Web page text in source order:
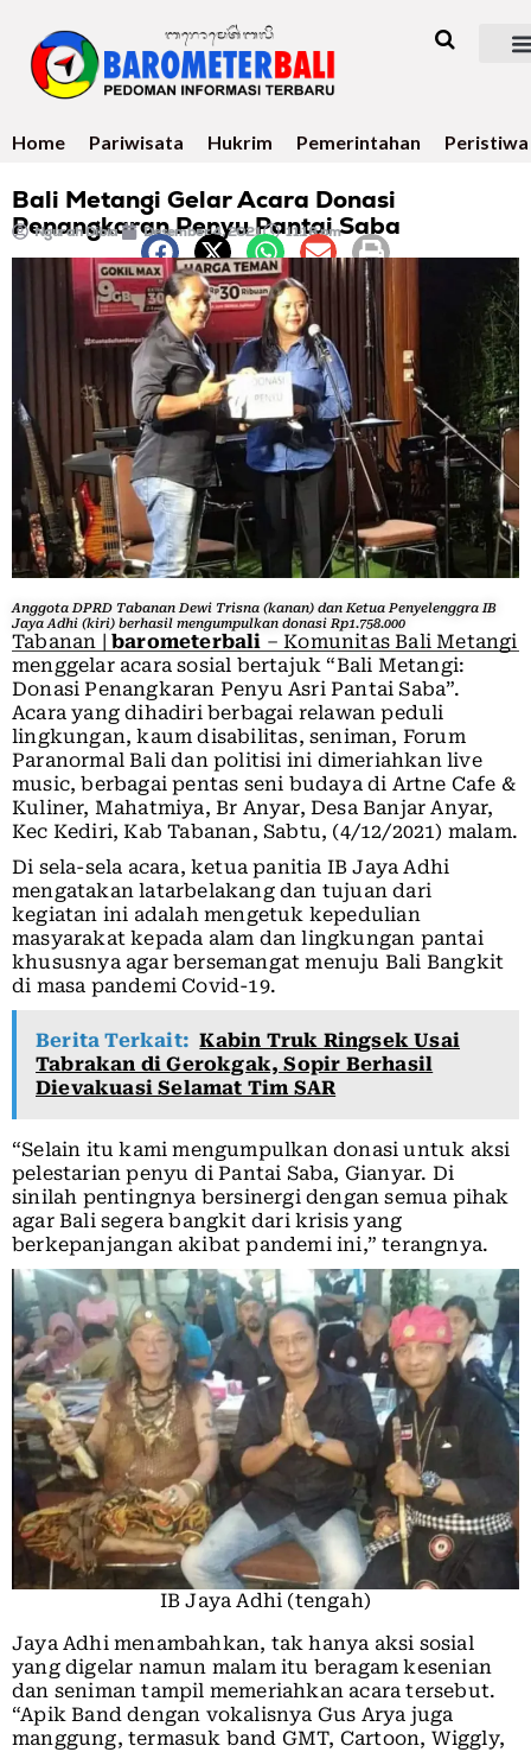
Home Pariwisata Hukrim Pemerintahan Peristiwa
Bali Metangi Gelar Acara Donasi
Penangkaran Penyu Pantai Saba
Ngurah Dibia Desember 4, 2021 11:18 pm
Anggota DPRD Tabanan Dewi Trisna (kanan) dan Ketua Penyelenggra IB
Jaya Adhi (kiri) berhasil mengumpulkan donasi Rp1.758.000
Tabanan | barometerbali – Komunitas Bali Metangi
menggelar acara sosial bertajuk “Bali Metangi:
Donasi Penangkaran Penyu Asri Pantai Saba”.
Acara yang dihadiri berbagai relawan peduli
lingkungan, kaum disabilitas, seniman, Forum
Paranormal Bali dan politisi ini dimeriahkan live
music, berbagai pentas seni budaya di Artne Cafe &
Kuliner, Mahatmiya, Br Anyar, Desa Banjar Anyar,
Kec Kediri, Kab Tabanan, Sabtu, (4/12/2021) malam.
Di sela-sela acara, ketua panitia IB Jaya Adhi
mengatakan latarbelakang dan tujuan dari
kegiatan ini adalah mengetuk kepedulian
masyarakat kepada alam dan lingkungan pantai
khususnya agar bersemangat menuju Bali Bangkit
di masa pandemi Covid-19.
Berita Terkait: Kabin Truk Ringsek Usai
Tabrakan di Gerokgak, Sopir Berhasil
Dievakuasi Selamat Tim SAR
“Selain itu kami mengumpulkan donasi untuk aksi
pelestarian penyu di Pantai Saba, Gianyar. Di
sinilah pentingnya bersinergi dengan semua pihak
agar Bali segera bangkit dari krisis yang
berkepanjangan akibat pandemi ini,” terangnya.
IB Jaya Adhi (tengah)
Jaya Adhi menambahkan, tak hanya aksi sosial
yang digelar namun malam itu beragam kesenian
dan seniman tampil memeriahkan acara tersebut.
“Apik Band dengan vokalisnya Gus Arya juga
manggung, termasuk band GMT, Cartoon, Wiggly,